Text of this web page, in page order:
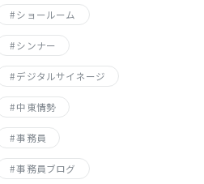
ショールーム
シンナー
デジタルサイネージ
中東情勢
事務員
事務員ブログ